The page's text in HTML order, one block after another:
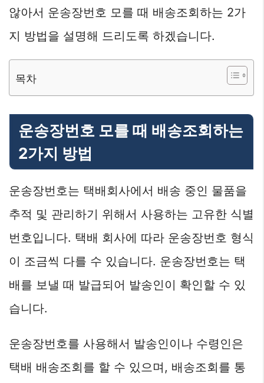
않아서 운송장번호 모를 때 배송조회하는 2가
지 방법을 설명해 드리도록 하겠습니다.
목차
운송장번호 모를 때 배송조회하는
2가지 방법
운송장번호는 택배회사에서 배송 중인 물품을
추적 및 관리하기 위해서 사용하는 고유한 식별
번호입니다. 택배 회사에 따라 운송장번호 형식
이 조금씩 다를 수 있습니다. 운송장번호는 택
배를 보낼 때 발급되어 발송인이 확인할 수 있
습니다.
운송장번호를 사용해서 발송인이나 수령인은
택배 배송조회를 할 수 있으며, 배송조회를 통